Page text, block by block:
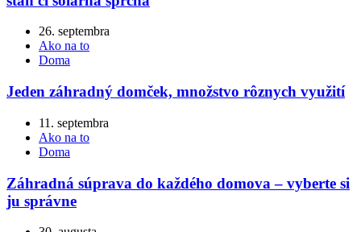
26. septembra
Ako na to
Doma
Jeden záhradný domček, množstvo rôznych využití
11. septembra
Ako na to
Doma
Záhradná súprava do každého domova – vyberte si
ju správne